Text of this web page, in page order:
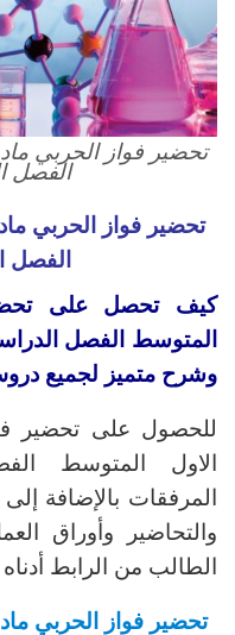
تحضير فواز الحربي
الفصل
تحضير فواز الحربي
الفصل
كيف تحصل على
المتوسط الفصل
وشرح متميز لجميع
للحصول على تحضير
الاول المتوسط
المرفقات بالإضافة
والتحاضير وأوراق
الطالب من الرابط أدناه
تحضير فواز الحربي